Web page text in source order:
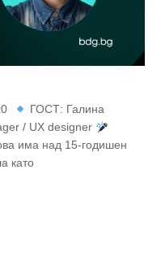
ГОСТ: Галина
/ UX designer
има над 15-годишен
като